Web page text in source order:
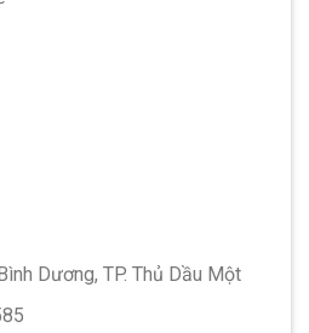
Dương, TP. Thủ Dầu Một